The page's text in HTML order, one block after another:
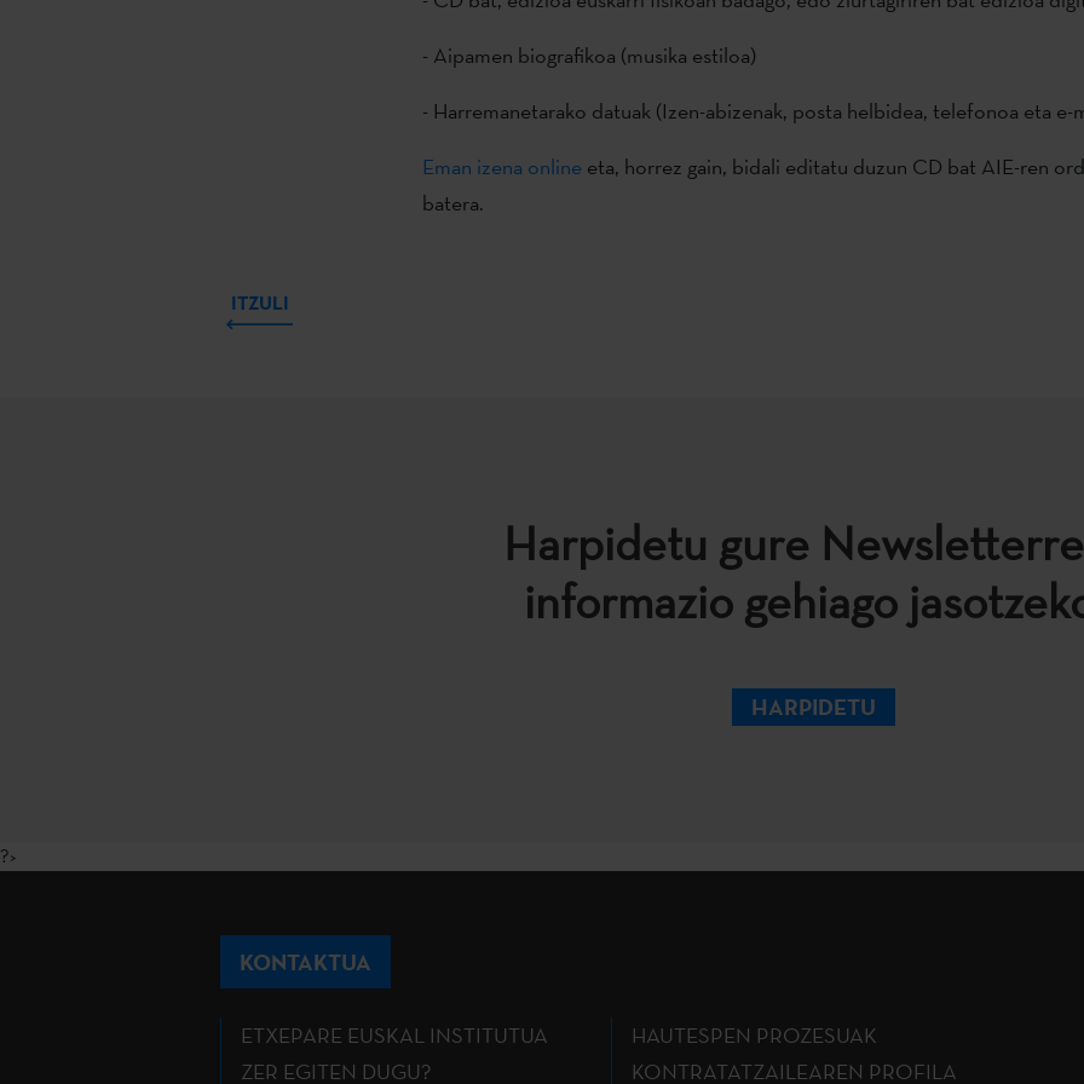
- Aipamen biografikoa (musika estiloa)
- Harremanetarako datuak (Izen-abizenak, posta helbidea, telefonoa eta e-
Eman izena onlineeta, horrez gain, bidali editatu duzun CD bat AIE-ren
batera.
ITZULI
Harpidetu gure
informazio gehiago
HARPIDETU
?>
KONTAKTUA
ETXEPARE EUSKAL INSTITUTUA
ZER EGITEN DUGU?
HAUTESPEN PROZESUAK
KONTRATATZAILEAREN PROFILA